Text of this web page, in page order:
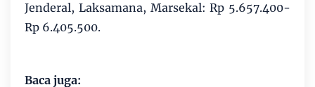
Jenderal, Laksamana, Marsekal: Rp 5.657.400-
Rp 6.405.500.
Baca juga: